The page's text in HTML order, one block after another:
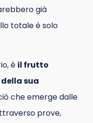
già
totale è solo
è il frutto
sua
che emerge dalle
prove,